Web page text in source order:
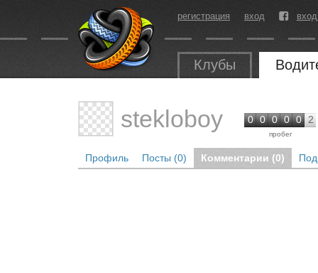
регистрация вход
Клубы
stekloboy 0 0 0 0 0 2
пробег
Профиль Посты (0) Комментарии (0)